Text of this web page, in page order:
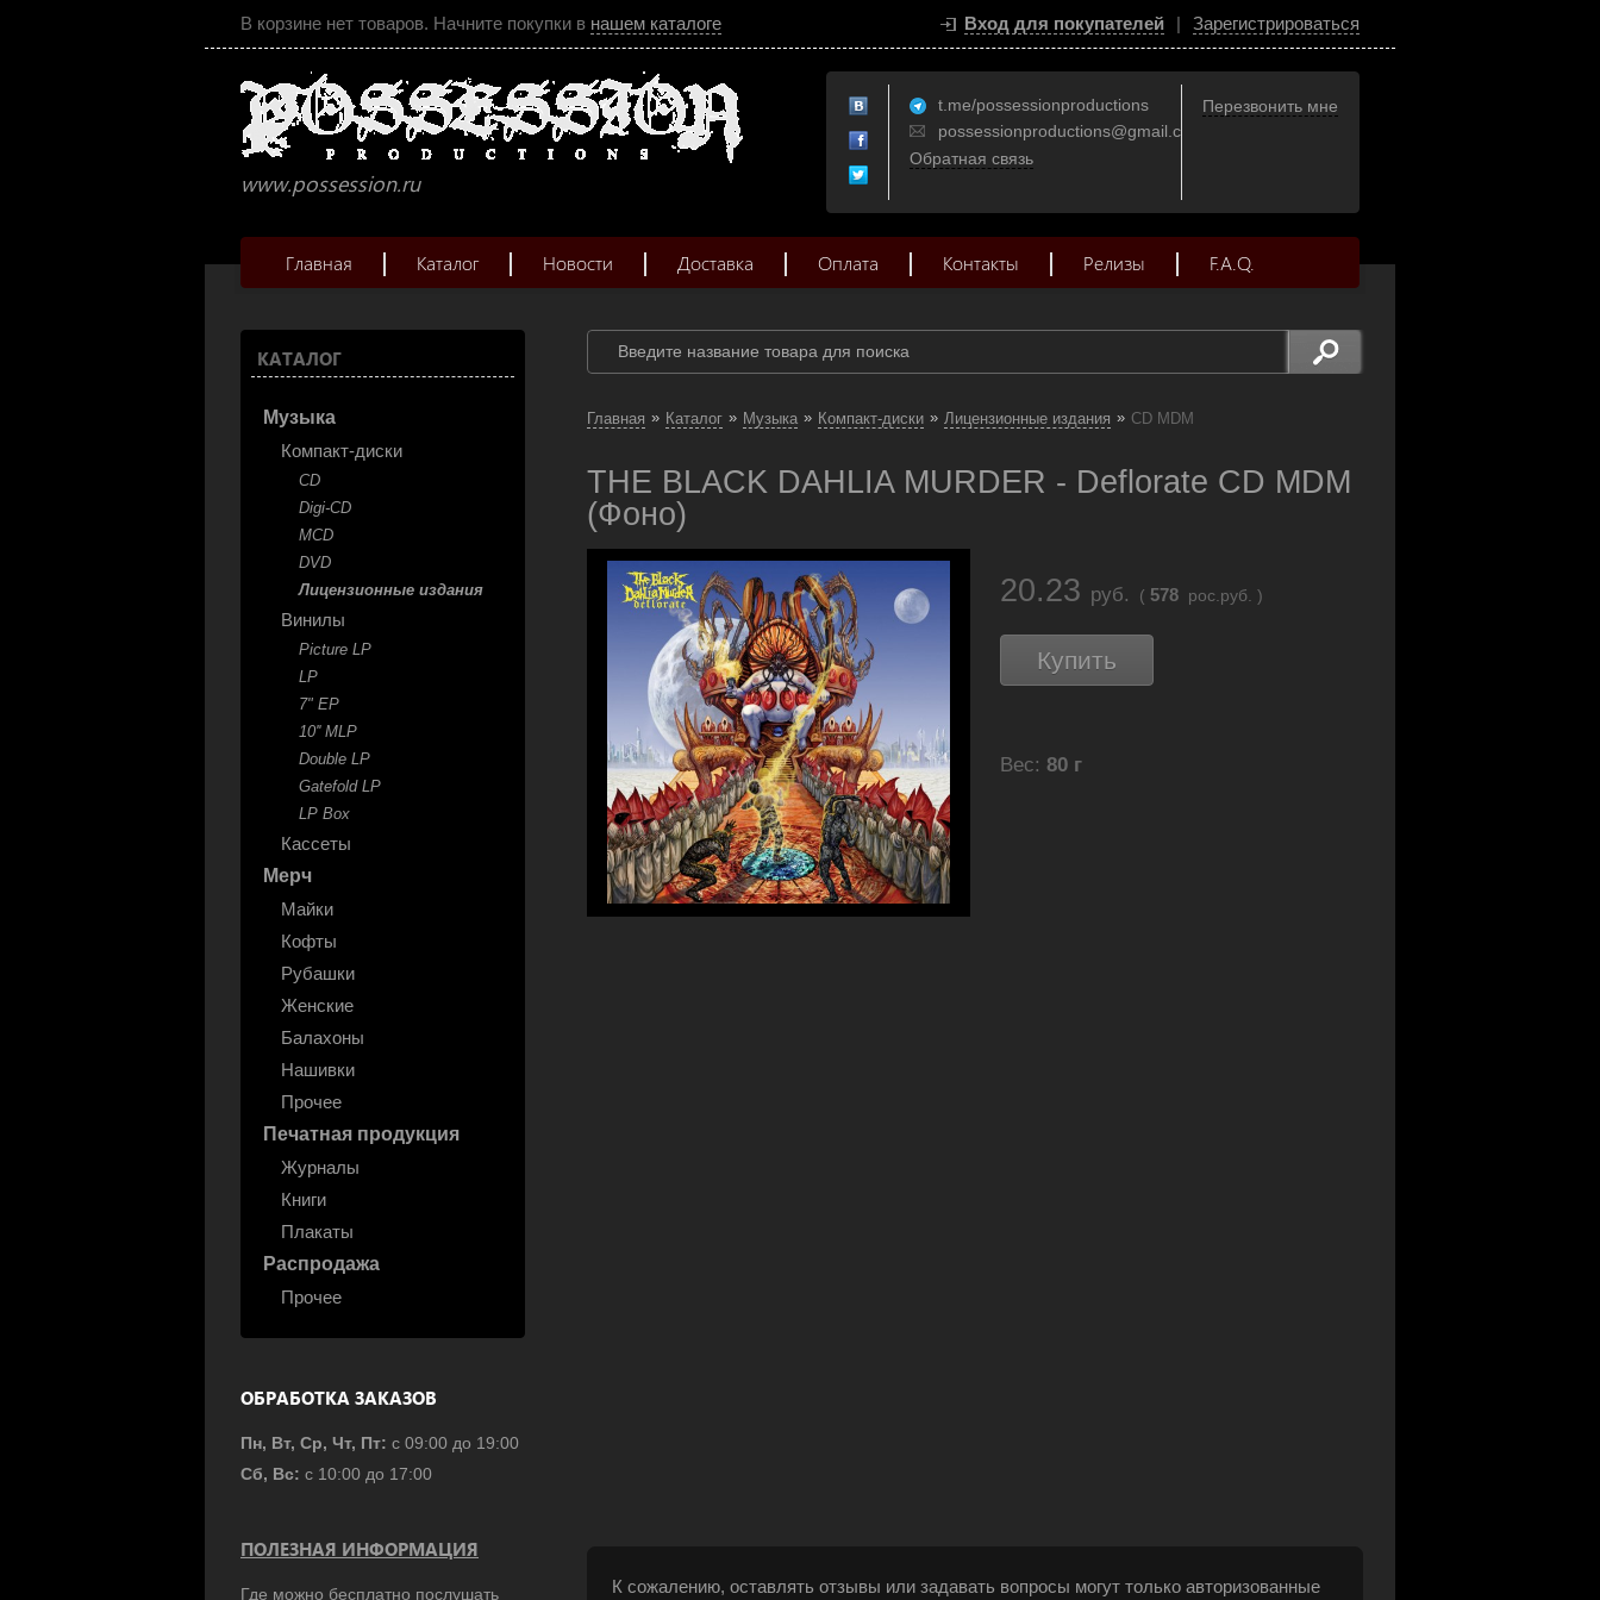
В корзине нет товаров. Начните покупки в нашем каталоге Вход для покупателей | Зарегистрироваться
www.possession.ru
t.me/possessionproductions
possessionproductions@gmail.com
Обратная связь
Перезвонить мне
Главная Каталог Новости Доставка Оплата Контакты Релизы F.A.Q.
КАТАЛОГ
Музыка
Компакт-диски
CD
Digi-CD
MCD
DVD
Лицензионные издания
Винилы
Picture LP
LP
7" EP
10'' MLP
Double LP
Gatefold LP
LP Box
Кассеты
Мерч
Майки
Кофты
Рубашки
Женские
Балахоны
Нашивки
Прочее
Печатная продукция
Журналы
Книги
Плакаты
Распродажа
Прочее
ОБРАБОТКА ЗАКАЗОВ
Пн, Вт, Ср, Чт, Пт: с 09:00 до 19:00
Сб, Вс: с 10:00 до 17:00
ПОЛЕЗНАЯ ИНФОРМАЦИЯ
Где можно бесплатно послушать
Главная » Каталог » Музыка » Компакт-диски » Лицензионные издания » CD MDM
THE BLACK DAHLIA MURDER - Deflorate CD MDM
(Фоно)
20.23 руб. ( 578 рос.руб. )
Купить
Вес: 80 г
К сожалению, оставлять отзывы или задавать вопросы могут только авторизованные